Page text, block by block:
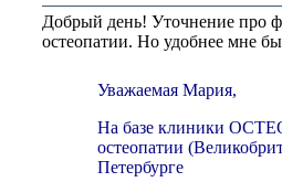
Добрый день! Уточнение про
остеопатии. Но удобнее мне
Уважаемая Мария,
На базе клиники
остеопатии
Петербурге